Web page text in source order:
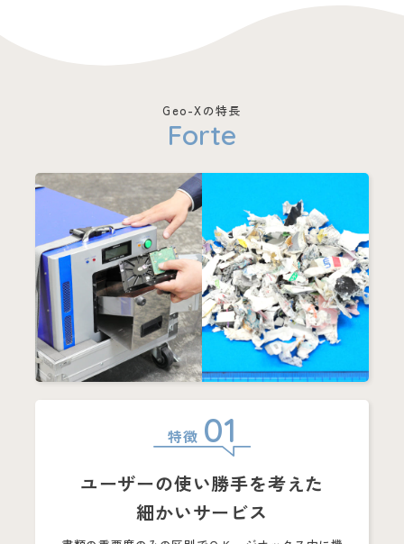
Geo-Xの特長
Forte
特徴 01
ユーザーの使い勝手を考えた
細かいサービス